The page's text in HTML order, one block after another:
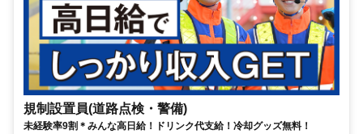
規制設置員(道路点検・警備)
未経験率9割＊みんな高日給！ドリンク代支給！冷却グッズ無料！